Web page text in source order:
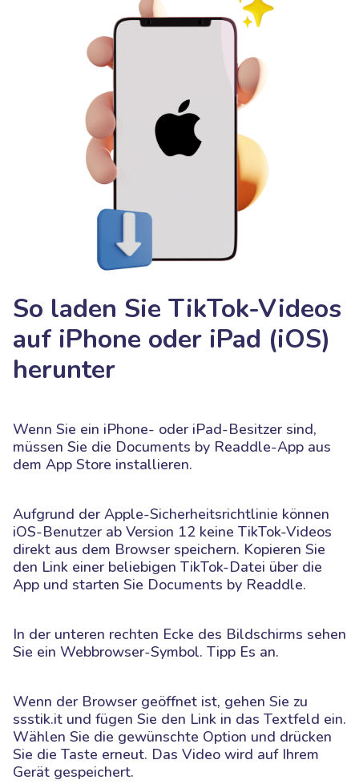
So laden Sie TikTok-Videos
auf iPhone oder iPad (iOS)
herunter
Wenn Sie ein iPhone- oder iPad-Besitzer sind,
müssen Sie die Documents by Readdle-App aus
dem App Store installieren.
Aufgrund der Apple-Sicherheitsrichtlinie können
iOS-Benutzer ab Version 12 keine TikTok-Videos
direkt aus dem Browser speichern. Kopieren Sie
den Link einer beliebigen TikTok-Datei über die
App und starten Sie Documents by Readdle.
In der unteren rechten Ecke des Bildschirms sehen
Sie ein Webbrowser-Symbol. Tipp Es an.
Wenn der Browser geöffnet ist, gehen Sie zu
ssstik.it und fügen Sie den Link in das Textfeld ein.
Wählen Sie die gewünschte Option und drücken
Sie die Taste erneut. Das Video wird auf Ihrem
Gerät gespeichert.